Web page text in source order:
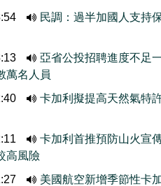
民調：過半加國人支持
亞省公投招聘進度不
萬名人員
卡加利擬提高天然氣特
卡加利首推預防山火宣
高風險
美國航空新增季節性卡